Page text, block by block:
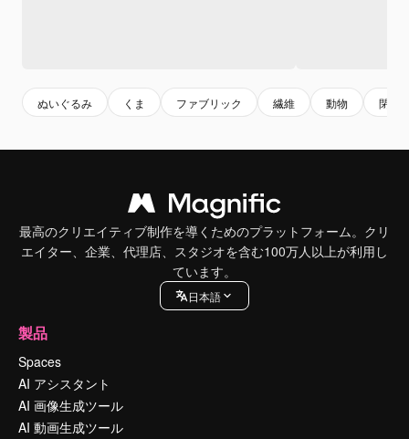
ぬいぐるみ くま ファブリック 繊維 動物 閉じ
最高のクリエイティブ制作を導くためのプラットフォーム。クリ
エイター、企業、代理店、スタジオを含む100万人以上が利用し
ています。
日本語
製品
Spaces
AI アシスタント
AI 画像生成ツール
AI 動画生成ツール